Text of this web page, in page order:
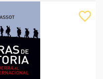
favorite_border